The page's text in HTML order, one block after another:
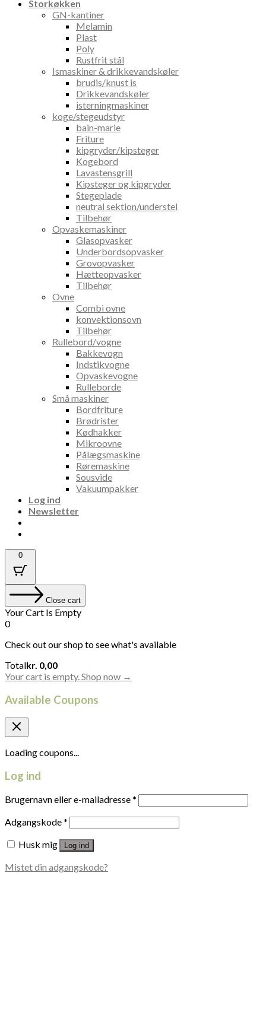
Storkøkken
GN-kantiner
Melamin
Plast
Poly
Rustfrit stål
Ismaskiner & drikkevandskøler
brudis/knust is
Drikkevandskøler
isterningmaskiner
koge/stegeudstyr
bain-marie
Friture
kipgryder/kipsteger
Kogebord
Lavastensgrill
Kipsteger og kipgryder
Stegeplade
neutral sektion/understel
Tilbehør
Opvaskemaskiner
Glasopvasker
Underbordsopvasker
Grovopvasker
Hætteopvasker
Tilbehør
Ovne
Combi ovne
konvektionsovn
Tilbehør
Rullebord/vogne
Bakkevogn
Indstikvogne
Opvaskevogne
Rulleborde
Små maskiner
Bordfriture
Brødrister
Kødhakker
Mikroovne
Pålægsmaskine
Røremaskine
Sousvide
Vakuumpakker
Log ind
Newsletter
0
Close cart
Your Cart Is Empty
0
Check out our shop to see what's available
Cart
Total:
Totalkr. 0,00
Your cart is empty. Shop now →
Available Coupons
Loading coupons...
Log ind
Brugernavn eller e-mailadresse*
Adgangskode*
Husk mig
Log ind
Mistet din adgangskode?